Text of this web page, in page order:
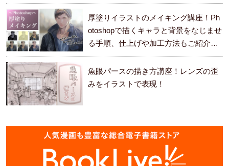
厚塗りイラストのメイキング講座！Ph
otoshopで描くキャラと背景をなじませ
る手順、仕上げや加工方法もご紹介し
ます。
魚眼パースの描き方講座！レンズの歪
みをイラストで表現！